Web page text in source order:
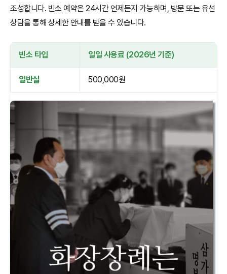
조성합니다. 빈소 예약은 24시간 언제든지 가능하며, 방문 또는 유선
상담을 통해 상세한 안내를 받을 수 있습니다.
빈소 타입 일일 사용료 (2026년 기준)
일반실 500,000원